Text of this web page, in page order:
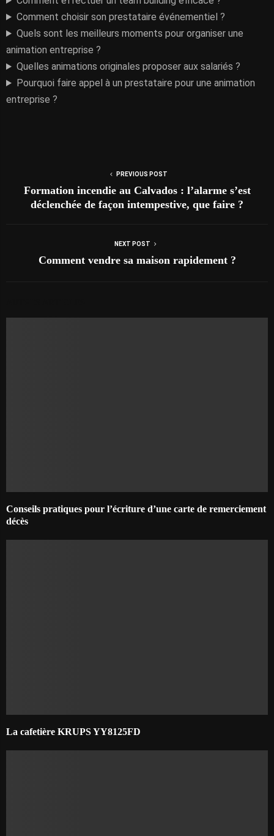
Comment choisir son prestataire événementiel ?
Quels sont les meilleurs moments pour organiser une
animation entreprise ?
Quelles animations originales proposer aux salariés ?
Pourquoi faire appel à un prestataire pour une animation
entreprise ?
PREVIOUS POST
Formation incendie au Calvados : l’alarme s’est
déclenchée de façon intempestive, que faire ?
NEXT POST
Comment vendre sa maison rapidement ?
Conseils pratiques pour l’écriture d’une carte de remerciement
décès
La cafetière KRUPS YY8125FD